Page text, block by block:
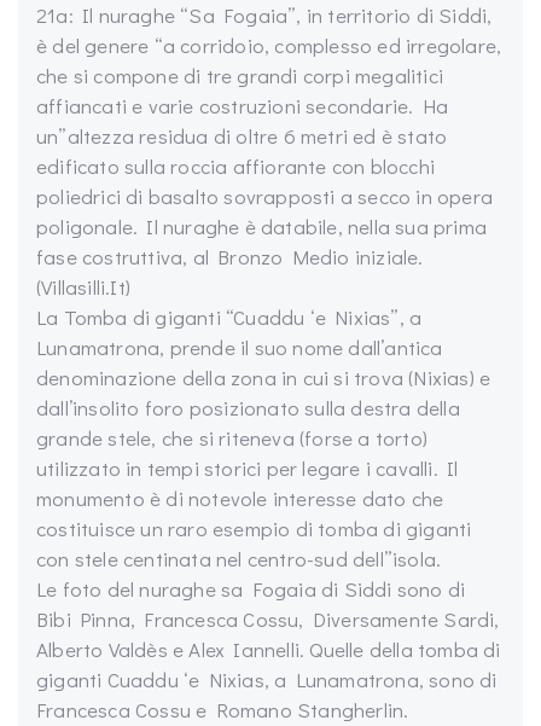
21a: Il nuraghe “Sa Fogaia”, in territorio di Siddi,
è del genere “a corridoio, complesso ed irregolare,
che si compone di tre grandi corpi megalitici
affiancati e varie costruzioni secondarie. Ha
un”altezza residua di oltre 6 metri ed è stato
edificato sulla roccia affiorante con blocchi
poliedrici di basalto sovrapposti a secco in opera
poligonale. Il nuraghe è databile, nella sua prima
fase costruttiva, al Bronzo Medio iniziale.
(Villasilli.It)
La Tomba di giganti “Cuaddu ‘e Nixias”, a
Lunamatrona, prende il suo nome dall’antica
denominazione della zona in cui si trova (Nixias) e
dall’insolito foro posizionato sulla destra della
grande stele, che si riteneva (forse a torto)
utilizzato in tempi storici per legare i cavalli. Il
monumento è di notevole interesse dato che
costituisce un raro esempio di tomba di giganti
con stele centinata nel centro-sud dell”isola.
Le foto del nuraghe sa Fogaia di Siddi sono di
Bibi Pinna, Francesca Cossu, Diversamente Sardi,
Alberto Valdès e Alex Iannelli. Quelle della tomba di
giganti Cuaddu ‘e Nixias, a Lunamatrona, sono di
Francesca Cossu e Romano Stangherlin.